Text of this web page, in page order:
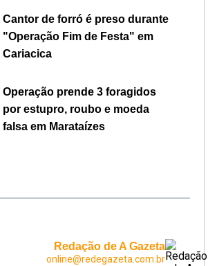
Cantor de forró é preso durante
"Operação Fim de Festa" em
Cariacica
Operação prende 3 foragidos
por estupro, roubo e moeda
falsa em Marataízes
Redação de A Gazeta
online@redegazeta.com.br